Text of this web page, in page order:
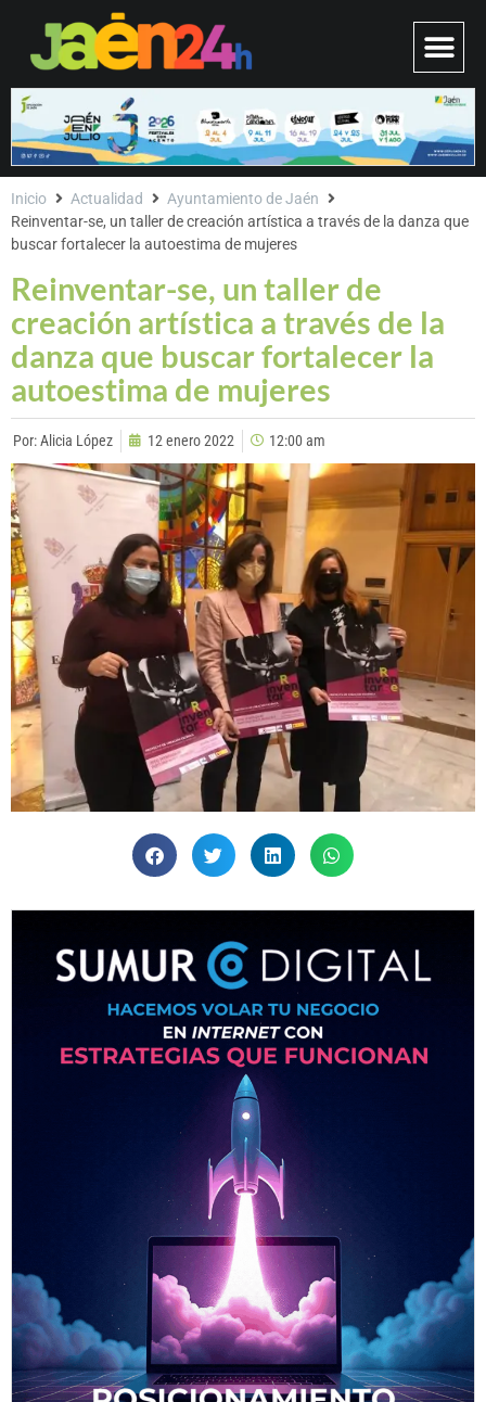
Reinventar-se, un taller de
creación artística a través de la
danza que buscar fortalecer la
autoestima de mujeres
Inicio Actualidad
Ayuntamiento de Jaén
Reinventar-se, un taller de creación artística a través de la danza que
buscar fortalecer la autoestima de mujeres
Por:Alicia López 12 enero 2022 12:00 am